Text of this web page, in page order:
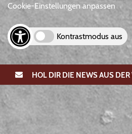
Cookie-Einstellungen anpassen
Kontrastmodus aus
HOL DIR DIE NEWS AUS